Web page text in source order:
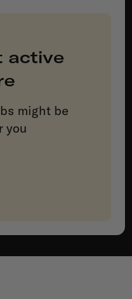
active
might be
you